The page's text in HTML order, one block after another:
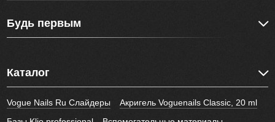
Будь первым
Каталог
Vogue Nails Ru Слайдеры
Акригель Voguenails Classic, 20 ml